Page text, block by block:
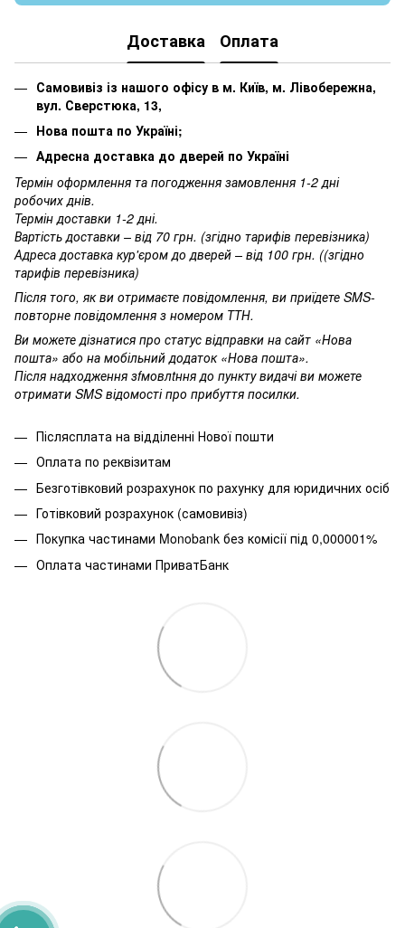
Доставка Оплата
Самовивіз із нашого офісу в м. Київ, м. Лівобережна,
вул. Сверстюка, 13,
Нова пошта по Україні;
Адресна доставка до дверей по Україні
Термін оформлення та погодження замовлення 1-2 дні
робочих днів.
Термін доставки 1-2 дні.
Вартість доставки – від 70 грн. (згідно тарифів перевізника)
Адреса доставка кур'єром до дверей – від 100 грн. ((згідно
тарифів перевізника)
Після того, як ви отримаєте повідомлення, ви приїдете SMS-
повторне повідомлення з номером ТТН.
Ви можете дізнатися про статус відправки на сайт «Нова
пошта» або на мобільний додаток «Нова пошта».
Після надходження зfмовлtння до пункту видачі ви можете
отримати SMS відомості про прибуття посилки.
Післясплата на відділенні Нової пошти
Оплата по реквізитам
Безготівковий розрахунок по рахунку для юридичних осіб
Готівковий розрахунок (самовивіз)
Покупка частинами Monobank без комісії під 0,000001%
Оплата частинами ПриватБанк